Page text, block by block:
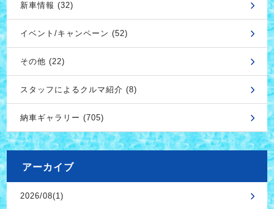
新車情報 (32)
イベント/キャンペーン (52)
その他 (22)
スタッフによるクルマ紹介 (8)
納車ギャラリー (705)
アーカイブ
2026/08(1)